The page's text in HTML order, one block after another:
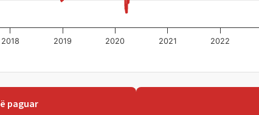
2018 2019 2020 2021 2022
paguar